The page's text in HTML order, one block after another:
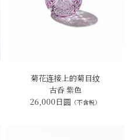
菊花连接上的菊目纹
古呑 紫色
26,000日圆 （不含税）